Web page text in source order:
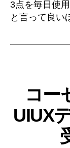
3点を毎日使
と言って良い
コー
UIUX